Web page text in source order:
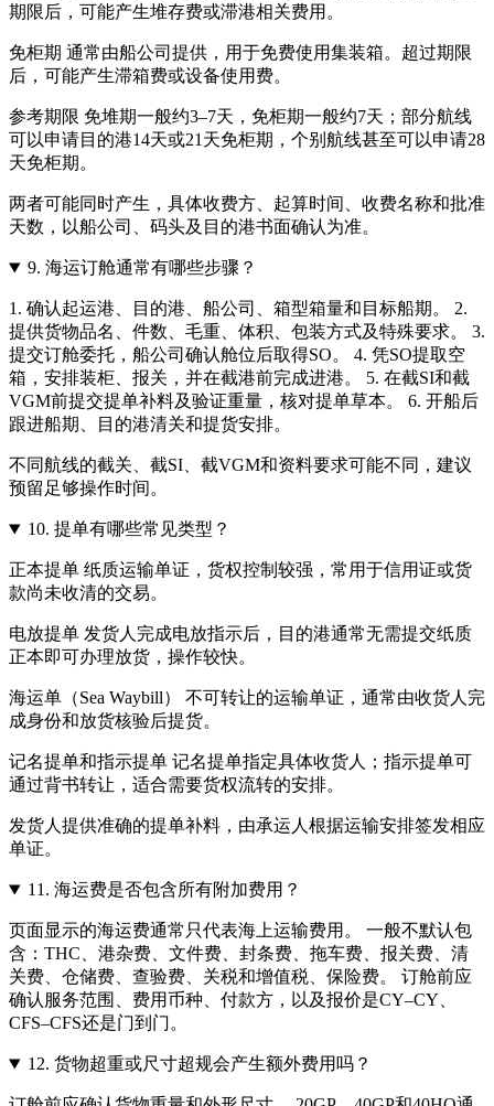
期限后，可能产生堆存费或滞港相关费用。
免柜期 通常由船公司提供，用于免费使用集装箱。超过期限
后，可能产生滞箱费或设备使用费。
参考期限 免堆期一般约3–7天，免柜期一般约7天；部分航线
可以申请目的港14天或21天免柜期，个别航线甚至可以申请28
天免柜期。
两者可能同时产生，具体收费方、起算时间、收费名称和批准
天数，以船公司、码头及目的港书面确认为准。
9. 海运订舱通常有哪些步骤？
1. 确认起运港、目的港、船公司、箱型箱量和目标船期。 2.
提供货物品名、件数、毛重、体积、包装方式及特殊要求。 3.
提交订舱委托，船公司确认舱位后取得SO。 4. 凭SO提取空
箱，安排装柜、报关，并在截港前完成进港。 5. 在截SI和截
VGM前提交提单补料及验证重量，核对提单草本。 6. 开船后
跟进船期、目的港清关和提货安排。
不同航线的截关、截SI、截VGM和资料要求可能不同，建议
预留足够操作时间。
10. 提单有哪些常见类型？
正本提单 纸质运输单证，货权控制较强，常用于信用证或货
款尚未收清的交易。
电放提单 发货人完成电放指示后，目的港通常无需提交纸质
正本即可办理放货，操作较快。
海运单（Sea Waybill） 不可转让的运输单证，通常由收货人完
成身份和放货核验后提货。
记名提单和指示提单 记名提单指定具体收货人；指示提单可
通过背书转让，适合需要货权流转的安排。
发货人提供准确的提单补料，由承运人根据运输安排签发相应
单证。
11. 海运费是否包含所有附加费用？
页面显示的海运费通常只代表海上运输费用。 一般不默认包
含：THC、港杂费、文件费、封条费、拖车费、报关费、清
关费、仓储费、查验费、关税和增值税、保险费。 订舱前应
确认服务范围、费用币种、付款方，以及报价是CY–CY、
CFS–CFS还是门到门。
12. 货物超重或尺寸超规会产生额外费用吗？